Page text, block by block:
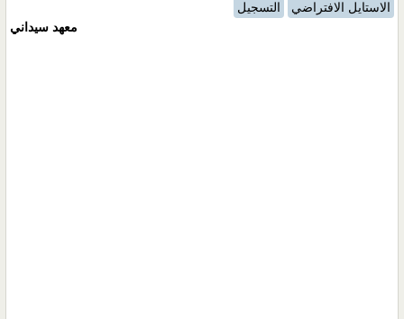
الاستايل الافتراضي
التسجيل
معهد سيداني